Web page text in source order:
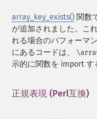
array_key_exists() 関数
が追加されました。こ
れる場合のパフォーマ
にあるコードは、
示的に関数を import す
正規表現 (Perl互換)